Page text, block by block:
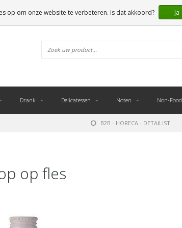
Drank Delicatessen Noten Non-Food
B2B - HORECA - DETAILIST
op fles
op om onze website te verbeteren. Is dat akkoord? Ja